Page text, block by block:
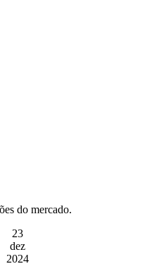
do mercado.
23
dez
2024